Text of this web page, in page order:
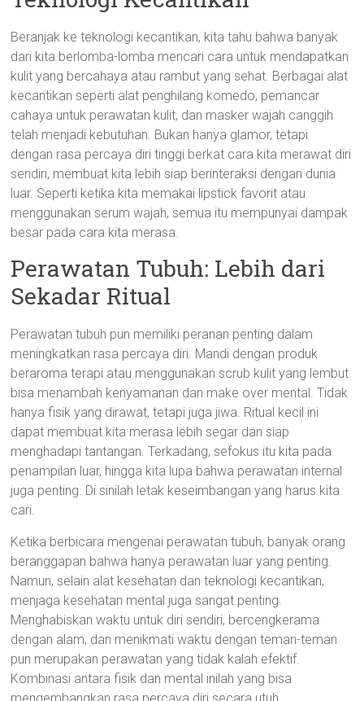
Beranjak ke teknologi kecantikan, kita tahu bahwa banyak
dari kita berlomba-lomba mencari cara untuk mendapatkan
kulit yang bercahaya atau rambut yang sehat. Berbagai alat
kecantikan seperti alat penghilang komedo, pemancar
cahaya untuk perawatan kulit, dan masker wajah canggih
telah menjadi kebutuhan. Bukan hanya glamor, tetapi
dengan rasa percaya diri tinggi berkat cara kita merawat diri
sendiri, membuat kita lebih siap berinteraksi dengan dunia
luar. Seperti ketika kita memakai lipstick favorit atau
menggunakan serum wajah, semua itu mempunyai dampak
besar pada cara kita merasa.
Perawatan Tubuh: Lebih dari
Sekadar Ritual
Perawatan tubuh pun memiliki peranan penting dalam
meningkatkan rasa percaya diri. Mandi dengan produk
beraroma terapi atau menggunakan scrub kulit yang lembut
bisa menambah kenyamanan dan make over mental. Tidak
hanya fisik yang dirawat, tetapi juga jiwa. Ritual kecil ini
dapat membuat kita merasa lebih segar dan siap
menghadapi tantangan. Terkadang, sefokus itu kita pada
penampilan luar, hingga kita lupa bahwa perawatan internal
juga penting. Di sinilah letak keseimbangan yang harus kita
cari.
Ketika berbicara mengenai perawatan tubuh, banyak orang
beranggapan bahwa hanya perawatan luar yang penting.
Namun, selain alat kesehatan dan teknologi kecantikan,
menjaga kesehatan mental juga sangat penting.
Menghabiskan waktu untuk diri sendiri, bercengkerama
dengan alam, dan menikmati waktu dengan teman-teman
pun merupakan perawatan yang tidak kalah efektif.
Kombinasi antara fisik dan mental inilah yang bisa